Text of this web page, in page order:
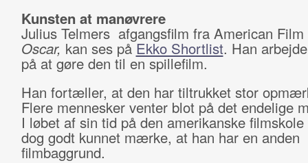
Kunsten at manøvrere
Julius Telmers afgangsfilm fra American
Oscar, kan ses påEkko Shortlist. Han
på at gøre den til en spillefilm.
Han fortæller, at den har tiltrukket stor
Flere mennesker venter blot på det endelige
I løbet af sin tid på den amerikanske filmskole
dog godt kunnet mærke, at han har en anden
filmbaggrund.